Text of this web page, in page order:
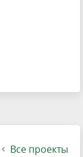
Все проекты